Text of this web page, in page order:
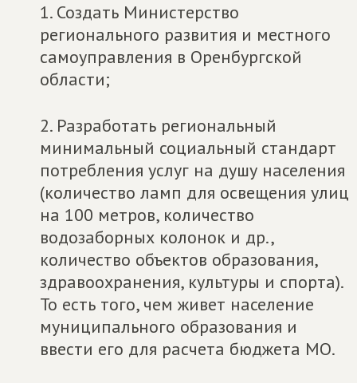
1. Создать Министерство
регионального развития и местного
самоуправления в Оренбургской
области;
2. Разработать региональный
минимальный социальный стандарт
потребления услуг на душу населения
(количество ламп для освещения улиц
на 100 метров, количество
водозаборных колонок и др.,
количество объектов образования,
здравоохранения, культуры и спорта).
То есть того, чем живет население
муниципального образования и
ввести его для расчета бюджета МО.